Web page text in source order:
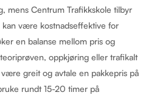
mens Centrum Trafikkskole tilbyr
være kostnadseffektive for
en balanse mellom pris og
oppkjøring eller trafikalt
greit og avtale en pakkepris på
rundt 15-20 timer på